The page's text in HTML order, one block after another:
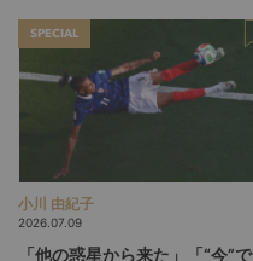
SPECIAL
小川 由紀子
2026.07.09
「他の惑星から来た」「“今”で